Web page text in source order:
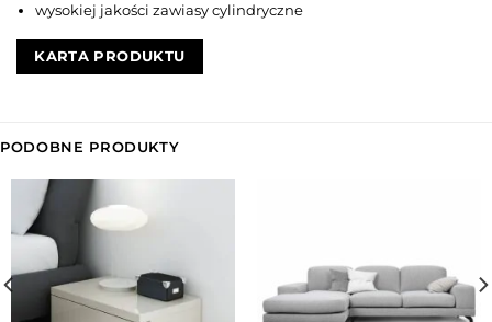
wysokiej jakości zawiasy cylindryczne
KARTA PRODUKTU
PODOBNE PRODUKTY